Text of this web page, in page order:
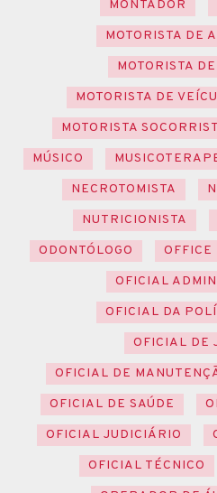
MONTADOR
MOTORISTA DE
MOTORISTA
MOTORISTA DE
MOTORISTA
MÚSICO
NECROTOMISTA
NUTRICIONISTA
ODONTÓLOGO
OFFICE
OFICIAL
OFICIAL DA
OFICIAL DE
OFICIAL DE
OFICIAL DE SAÚDE
OFICIAL JUDICIÁRIO
OFICIAL TÉCNICO